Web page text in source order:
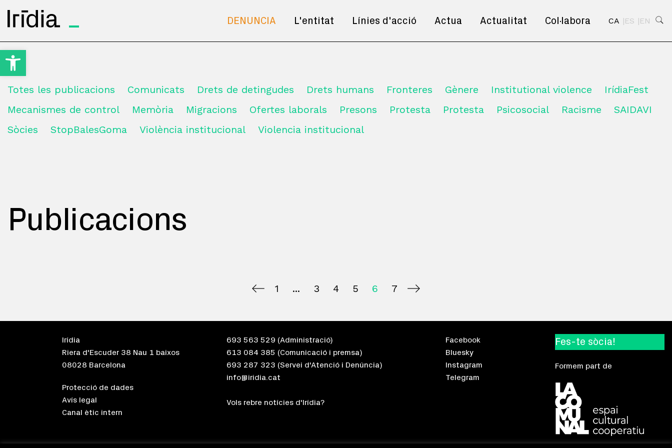
Obre la barra d'eines
Irídia DENUNCIA L'entitat Línies d'acció Actua Actualitat Col·labora CA ES EN
Totes les publicacions Comunicats Drets de detingudes Drets humans Fronteres Gènere Institutional violence
IrídiaFest
Mecanismes de control
Memòria Migracions Ofertes laborals Presons Protesta Protesta Psicosocial Racisme
SAIDAVI
Sòcies
StopBalesGoma Violència institucional Violencia institucional
Publicacions
1 3 4 5 6 7
Irídia
Riera d'Escuder 38 Nau 1 baixos
08028 Barcelona
Protecció de dades
Avís legal
Canal ètic intern
693 563 529 (Administració)
613 084 385 (Comunicació i premsa)
693 287 323 (Servei d'Atenció i Denúncia)
info@iridia.cat
Vols rebre notícies d'Irídia?
Facebook
Bluesky
Instagram
Telegram
Fes-te sòcia!
Formem part de